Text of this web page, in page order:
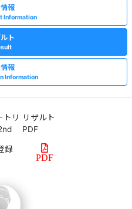
報
Information
ト
報
Information
トリ
リザルト
PDF
PDF